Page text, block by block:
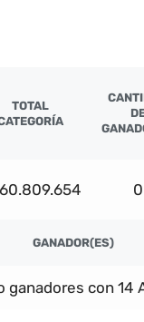
TOTAL
0
GANADOR(ES)
ganadores con 14